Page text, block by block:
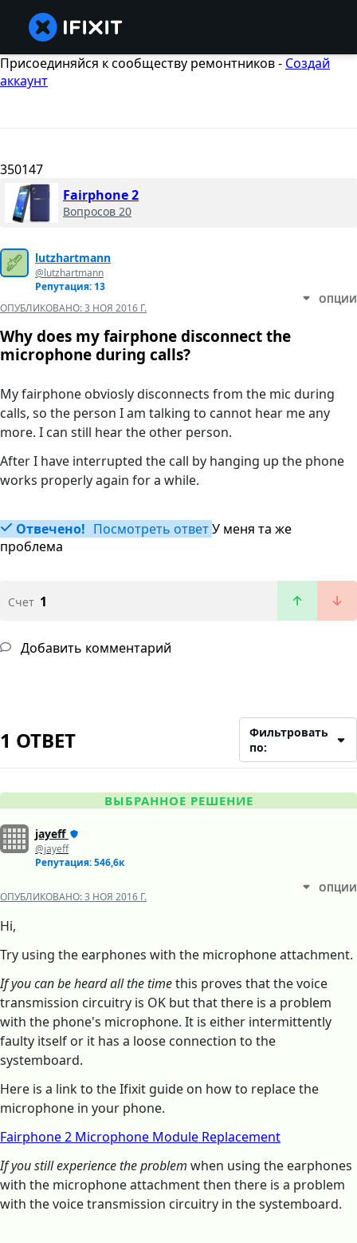
Присоединяйся к сообществу ремонтников - Создай
аккаунт
350147
Fairphone 2
Вопросов 20
lutzhartmann
@lutzhartmann
Репутация: 13
ОПУБЛИКОВАНО:3 НОЯ 2016 Г.
ОПЦИИ
Why does my fairphone disconnect the
microphone during calls?
My fairphone obviosly disconnects from the mic during
calls, so the person I am talking to cannot hear me any
more. I can still hear the other person.
After I have interrupted the call by hanging up the phone
works properly again for a while.
Отвечено! Посмотреть ответУ меня та же
проблема
Счет 1
Добавить комментарий
1 ОТВЕТ
Фильтровать
по:
ВЫБРАННОЕ РЕШЕНИЕ
jayeff
@jayeff
Репутация: 546,6к
ОПУБЛИКОВАНО:3 НОЯ 2016 Г.
ОПЦИИ
Hi,
Try using the earphones with the microphone attachment.
If you can be heard all the timethis proves that the voice
transmission circuitry is OK but that there is a problem
with the phone's microphone. It is either intermittently
faulty itself or it has a loose connection to the
systemboard.
Here is a link to the Ifixit guide on how to replace the
microphone in your phone.
Fairphone 2 Microphone Module Replacement
If you still experience the problem when using the earphones
with the microphone attachment then there is a problem
with the voice transmission circuitry in the systemboard.